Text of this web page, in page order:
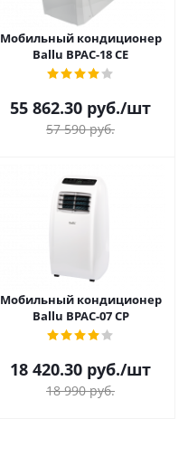
Мобильный кондиционер
Ballu BPAC-18 CE
55 862.30 руб./шт
57 590руб.
Мобильный кондиционер
Ballu BPAC-07 СP
18 420.30 руб./шт
18 990руб.